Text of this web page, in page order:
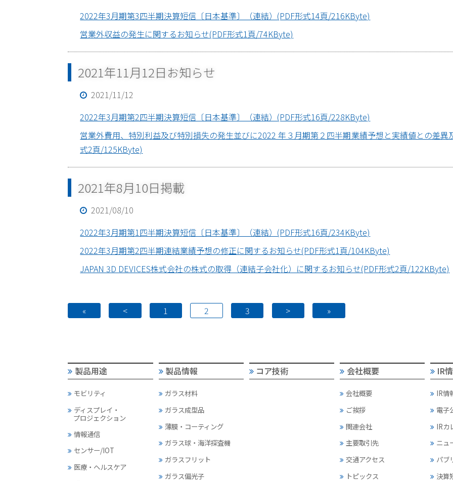
2022年3月期第3四半期決算短信〔日本基準〕（連結）(PDF形式14頁/216KByte)
営業外収益の発生に関するお知らせ(PDF形式1頁/74KByte)
2021年11月12日お知らせ
2021/11/12
2022年3月期第2四半期決算短信〔日本基準〕（連結）(PDF形式16頁/228KByte)
営業外費用、特別利益及び特別損失の発生並びに2022 年３月期第２四半期業績予想と実績値との差
式2頁/125KByte)
2021年8月10日掲載
2021/08/10
2022年3月期第1四半期決算短信〔日本基準〕（連結）(PDF形式16頁/234KByte)
2022年3月期第2四半期連結業績予想の修正に関するお知らせ(PDF形式1頁/104KByte)
JAPAN 3D DEVICES株式会社の株式の取得（連結子会社化）に関するお知らせ(PDF形式2頁/122KByte)
« < 1 2 3 > »
製品用途
モビリティ
ディスプレイ・
プロジェクション
情報通信
センサー/IOT
医療・ヘルスケア
製品情報
ガラス材料
ガラス成型品
薄膜・コーティング
ガラス球・海洋探査機
ガラスフリット
ガラス偏光子
コア技術 会社概要
会社概要
ご挨拶
関連会社
主要取引先
交通アクセス
トピックス
IR
IR情
電子
IRカ
ニュ
パブ
決算